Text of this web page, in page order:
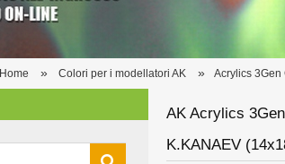
Home » Colori per i modellatori AK » Acrylics 3Gen
AK Acrylics
K.KANAEV